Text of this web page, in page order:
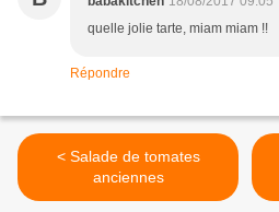
quelle jolie tarte, miam miam !!
Répondre
< Salade de tomates
anciennes